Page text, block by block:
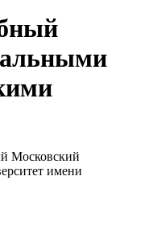
Московский
имени